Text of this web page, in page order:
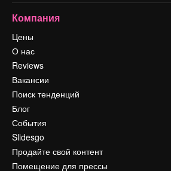
Компания
Цены
О нас
Reviews
Вакансии
Поиск тенденций
Блог
События
Slidesgo
Продайте свой контент
Помещение для прессы